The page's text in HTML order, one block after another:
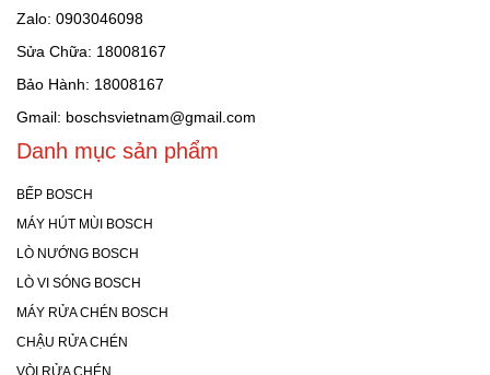
Zalo: 0903046098
Sửa Chữa: 18008167
Bảo Hành: 18008167
Gmail: boschsvietnam@gmail.com
Danh mục sản phẩm
BẾP BOSCH
MÁY HÚT MÙI BOSCH
LÒ NƯỚNG BOSCH
LÒ VI SÓNG BOSCH
MÁY RỬA CHÉN BOSCH
CHẬU RỬA CHÉN
VÒI RỬA CHÉN